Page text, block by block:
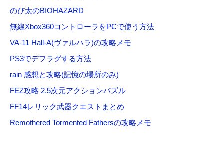
のび太のBIOHAZARD
無線Xbox360コントローラをPCで使う方法
VA-11 Hall-A(ヴァルハラ)の攻略メモ
PS3でデフラグする方法
rain 感想と攻略(記憶の場所のみ)
FEZ攻略 2.5次元アクションパズル
FF14レリック武器クエストまとめ
Remothered Tormented Fathersの攻略メモ